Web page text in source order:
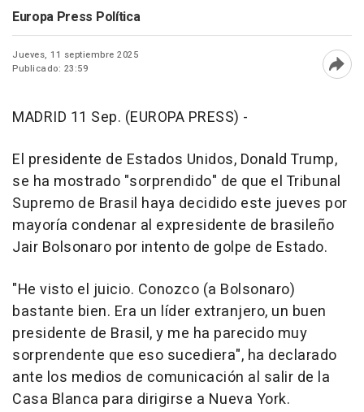
Europa Press Política
Jueves, 11 septiembre 2025
Publicado: 23:59
MADRID 11 Sep. (EUROPA PRESS) -
El presidente de Estados Unidos, Donald Trump,
se ha mostrado "sorprendido" de que el Tribunal
Supremo de Brasil haya decidido este jueves por
mayoría condenar al expresidente de brasileño
Jair Bolsonaro por intento de golpe de Estado.
"He visto el juicio. Conozco (a Bolsonaro)
bastante bien. Era un líder extranjero, un buen
presidente de Brasil, y me ha parecido muy
sorprendente que eso sucediera", ha declarado
ante los medios de comunicación al salir de la
Casa Blanca para dirigirse a Nueva York.